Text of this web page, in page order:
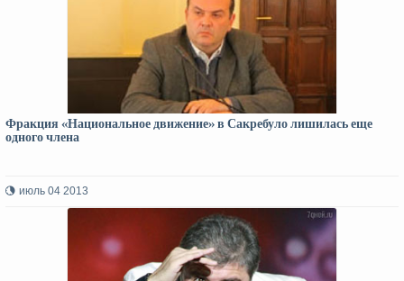
Фракция «Национальное движение» в Сакребуло лишилась еще
одного члена
июль 04 2013